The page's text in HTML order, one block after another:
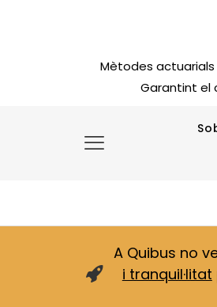
Mètodes
Garantint el
A Quibus no
i tranquil·litat